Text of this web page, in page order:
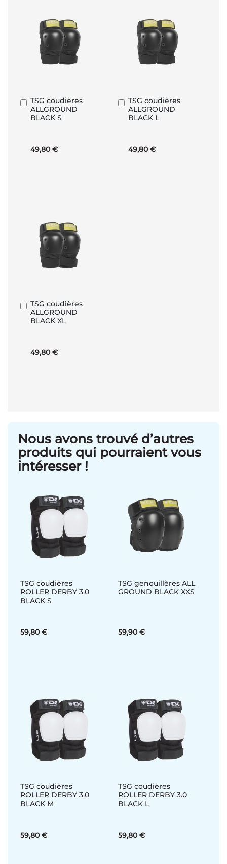
TSG coudières
ALLGROUND
BLACK S
49,80 €
Ajouter
au
panier
TSG coudières
ALLGROUND
BLACK L
49,80 €
Ajouter
au
panier
TSG coudières
ALLGROUND
BLACK XL
49,80 €
Ajouter
au
panier
Nous avons trouvé d’autres
produits qui pourraient vous
intéresser !
TSG coudières
ROLLER DERBY 3.0
BLACK S
59,80 €
TSG genouillères ALL
GROUND BLACK XXS
59,90 €
TSG coudières
ROLLER DERBY 3.0
BLACK M
59,80 €
TSG coudières
ROLLER DERBY 3.0
BLACK L
59,80 €